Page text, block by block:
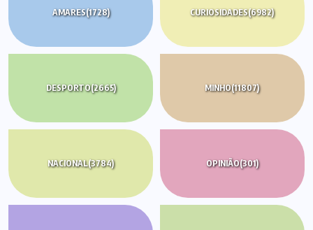
AMARES(1728) CURIOSIDADES(6982)
DESPORTO(2665) MINHO(11807)
NACIONAL(3784) OPINIÃO(301)